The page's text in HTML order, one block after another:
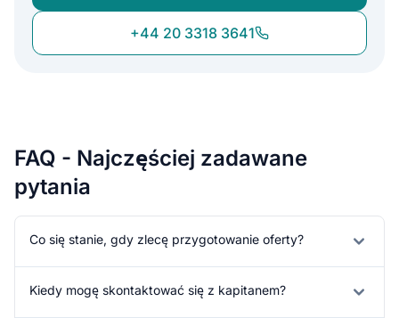
+44 20 3318 3641
FAQ - Najczęściej zadawane
pytania
Co się stanie, gdy zlecę przygotowanie oferty?
Kiedy mogę skontaktować się z kapitanem?